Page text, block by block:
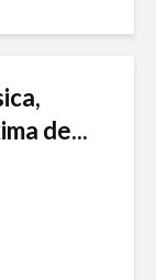
de...